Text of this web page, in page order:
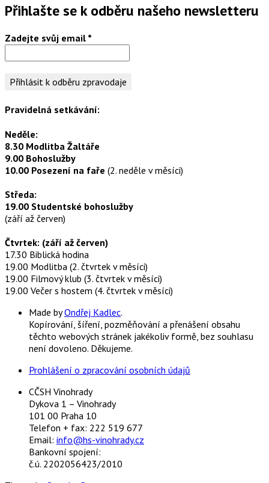
Přihlašte se k odběru našeho newsletteru
Zadejte svůj email *
Pravidelná setkávání:
Neděle:
8.30 Modlitba Žaltáře
9.00 Bohoslužby
10.00 Posezení na faře (2. neděle v měsíci)
Středa:
19.00 Studentské bohoslužby
(září až červen)
Čtvrtek: (září až červen)
17.30 Biblická hodina
19.00 Modlitba (2. čtvrtek v měsíci)
19.00 Filmový klub (3. čtvrtek v měsíci)
19.00 Večer s hostem (4. čtvrtek v měsíci)
Made byOndřej Kadlec.
Kopírování, šíření, pozměňování a přenášení obsahu
těchto webových stránek jakékoliv formě, bez souhlasu
není dovoleno. Děkujeme.
Prohlášení o zpracování osobních údajů
CČSH Vinohrady
Dykova 1 – Vinohrady
101 00 Praha 10
Telefon + fax: 222 519 677
Email: info@hs-vinohrady.cz
Bankovní spojení:
č.ú. 2202056423/2010